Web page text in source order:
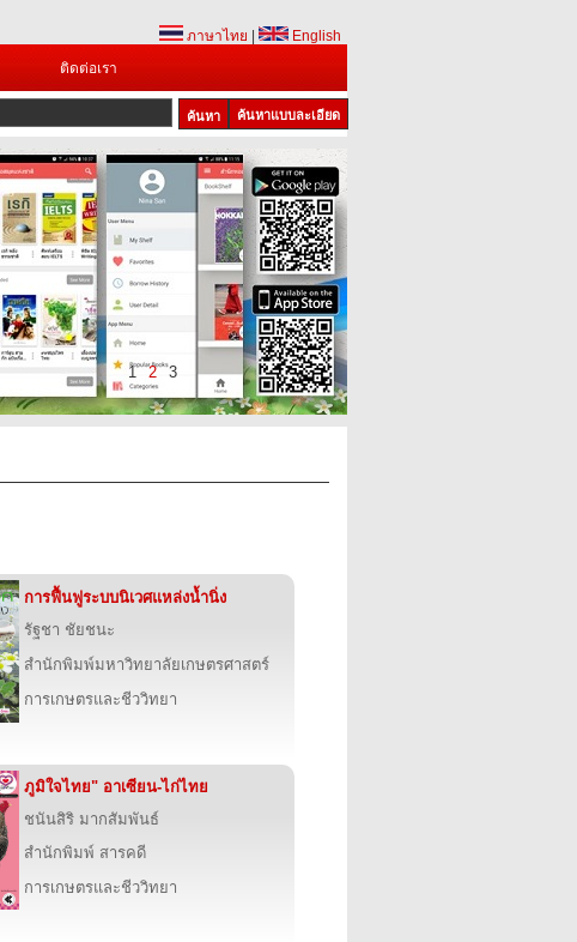
ภาษาไทย
English
ติดต่อเรา
ค้นหาแบบละเอียด
1 2 3
การฟื้นฟูระบบนิเวศแหล่งน้ำนิ่ง
รัฐชา ชัยชนะ
สำนักพิมพ์มหาวิทยาลัยเกษตรศาสตร์
การเกษตรและชีววิทยา
ภูมิใจไทย" อาเซียน-ไก่ไทย
ชนันสิริ มากสัมพันธ์
สำนักพิมพ์ สารคดี
การเกษตรและชีววิทยา